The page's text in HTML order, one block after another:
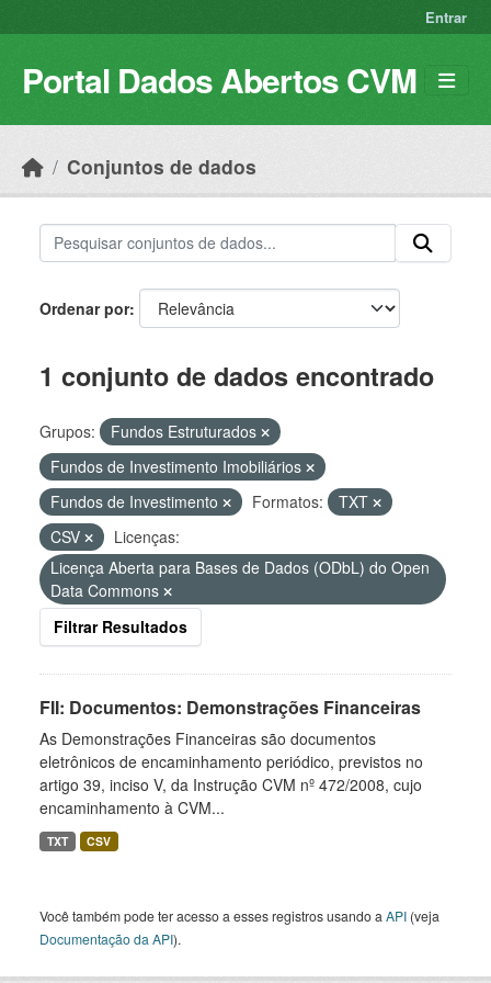
Entrar
Portal Dados Abertos CVM
Conjuntos de dados
Ordenar por
1 conjunto de dados encontrado
Grupos:
Fundos Estruturados
Fundos de Investimento Imobiliários
Fundos de Investimento
Formatos:
TXT
CSV
Licenças:
Licença Aberta para Bases de Dados (ODbL) do Open
Data Commons
Filtrar Resultados
FII: Documentos: Demonstrações Financeiras
As Demonstrações Financeiras são documentos
eletrônicos de encaminhamento periódico, previstos no
artigo 39, inciso V, da Instrução CVM nº 472/2008, cujo
encaminhamento à CVM...
TXT CSV
Você também pode ter acesso a esses registros usando a API (veja
Documentação da API).